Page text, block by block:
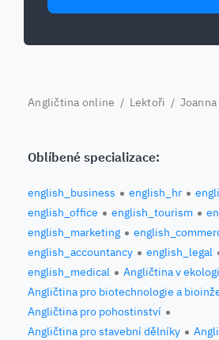
Angličtina online / Lektoři / Joanna
Oblíbené specializace:
english_business english_hr
english_office
english_tourism
english_marketing
english_accountancy
english_legal
english_medical
Angličtina v
Angličtina pro biotechnologie a
Angličtina pro pohostinství
Angličtina pro stavební dělníky